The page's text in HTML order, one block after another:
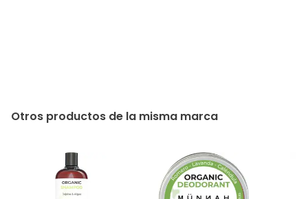
Otros productos de la misma marca